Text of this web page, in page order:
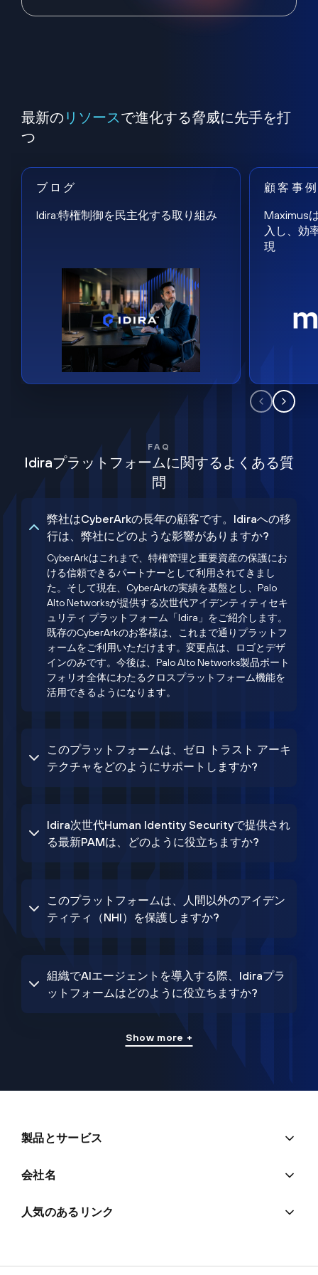
最新の リソースで進化する脅威に先手を打
つ
ブログ
Idira:特権制御を民主化する取り組み
顧客事
Maximus
入し、効
現
FAQ
Idiraプラットフォームに関するよくある質
問
弊社はCyberArkの長年の顧客です。Idiraへの移
行は、弊社にどのような影響がありますか?
CyberArkはこれまで、特権管理と重要資産の保護にお
ける信頼できるパートナーとして利用されてきまし
た。そして現在、CyberArkの実績を基盤とし、Palo
Alto Networksが提供する次世代アイデンティティセキ
ュリティ プラットフォーム「Idira」をご紹介します。
既存のCyberArkのお客様は、これまで通りプラットフ
ォームをご利用いただけます。変更点は、ロゴとデザ
インのみです。今後は、Palo Alto Networks製品ポート
フォリオ全体にわたるクロスプラットフォーム機能を
活用できるようになります。
このプラットフォームは、ゼロ トラスト アーキ
テクチャをどのようにサポートしますか?
Idira次世代Human Identity Securityで提供され
る最新PAMは、どのように役立ちますか?
このプラットフォームは、人間以外のアイデン
ティティ（NHI）を保護しますか?
組織でAIエージェントを導入する際、Idiraプラ
ットフォームはどのように役立ちますか?
Show more +
製品とサービス
会社名
人気のあるリンク